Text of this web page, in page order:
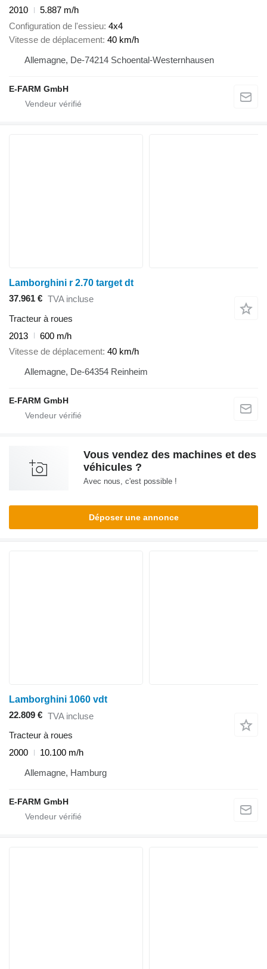
2010
5.887 m/h
Configuration de l'essieu 4x4
Vitesse de déplacement 40 km/h
Allemagne, De-74214 Schoental-Westernhausen
E-FARM GmbH
Lamborghini r 2.70 target dt
37.961 € TVA incluse
Tracteur à roues
2013
600 m/h
Vitesse de déplacement 40 km/h
Allemagne, De-64354 Reinheim
E-FARM GmbH
Vous vendez des machines et des
véhicules ?
Avec nous, c'est possible !
Déposer une annonce
Lamborghini 1060 vdt
22.809 € TVA incluse
Tracteur à roues
2000
10.100 m/h
Allemagne, Hamburg
E-FARM GmbH